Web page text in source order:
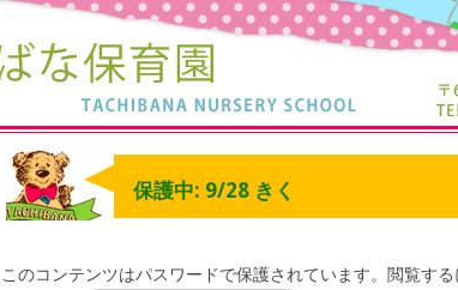
保護中: 9/28 きく
このコンテンツはパスワードで保護されています。閲覧す